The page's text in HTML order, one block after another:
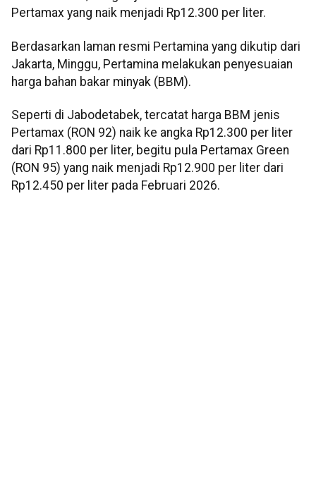
Pertamax yang naik menjadi Rp12.300 per liter.
Berdasarkan laman resmi Pertamina yang dikutip dari
Jakarta, Minggu, Pertamina melakukan penyesuaian
harga bahan bakar minyak (BBM).
Seperti di Jabodetabek, tercatat harga BBM jenis
Pertamax (RON 92) naik ke angka Rp12.300 per liter
dari Rp11.800 per liter, begitu pula Pertamax Green
(RON 95) yang naik menjadi Rp12.900 per liter dari
Rp12.450 per liter pada Februari 2026.